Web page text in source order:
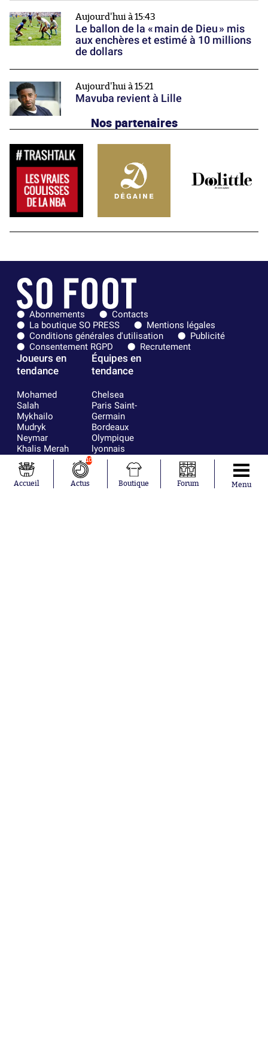
Aujourd'hui à 15:43
Le ballon de la « main de Dieu » mis
aux enchères et estimé à 10 millions
de dollars
Aujourd'hui à 15:21
Mavuba revient à Lille
Nos partenaires
Abonnements
Contacts
La boutique SO PRESS
Mentions légales
Conditions générales d'utilisation
Publicité
Consentement RGPD
Recrutement
Joueurs en
tendance
Mohamed
Salah
Mykhailo
Mudryk
Neymar
Khalis Merah
Loïs Openda
Moussa
Niakhaté
Équipes en
tendance
Chelsea
Paris Saint-
Germain
Bordeaux
Olympique
lyonnais
FIFA
Real Madrid
RC Strasbourg
AC Milan
Accueil
10
Actus Boutique Forum Menu